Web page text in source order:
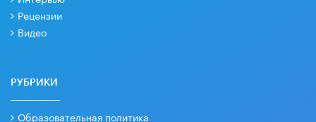
Рецензии
Видео
РУБРИКИ
Образовательная политика